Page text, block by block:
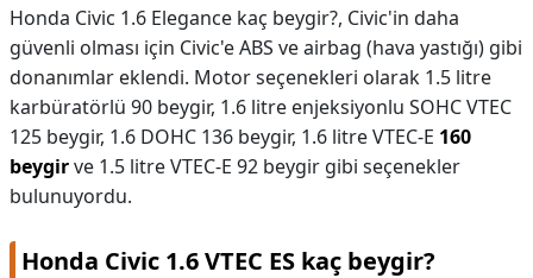
Honda Civic 1.6 Elegance kaç beygir?, Civic'in daha
güvenli olması için Civic'e ABS ve airbag (hava yastığı) gibi
donanımlar eklendi. Motor seçenekleri olarak 1.5 litre
karbüratörlü 90 beygir, 1.6 litre enjeksiyonlu SOHC VTEC
125 beygir, 1.6 DOHC 136 beygir, 1.6 litre VTEC-E 160
beygirve 1.5 litre VTEC-E 92 beygir gibi seçenekler
bulunuyordu.
Honda Civic 1.6 VTEC ES kaç beygir?